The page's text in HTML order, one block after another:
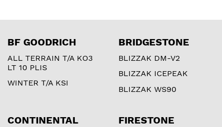
BF GOODRICH
ALL TERRAIN T/A KO3
LT 10 PLIS
WINTER T/A KSI
BRIDGESTONE
BLIZZAK DM-V2
BLIZZAK ICEPEAK
BLIZZAK WS90
CONTINENTAL FIRESTONE